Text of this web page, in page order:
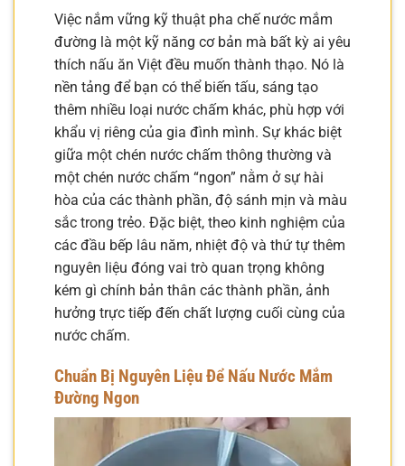
Việc nắm vững kỹ thuật pha chế nước mắm
đường là một kỹ năng cơ bản mà bất kỳ ai yêu
thích nấu ăn Việt đều muốn thành thạo. Nó là
nền tảng để bạn có thể biến tấu, sáng tạo
thêm nhiều loại nước chấm khác, phù hợp với
khẩu vị riêng của gia đình mình. Sự khác biệt
giữa một chén nước chấm thông thường và
một chén nước chấm “ngon” nằm ở sự hài
hòa của các thành phần, độ sánh mịn và màu
sắc trong trẻo. Đặc biệt, theo kinh nghiệm của
các đầu bếp lâu năm, nhiệt độ và thứ tự thêm
nguyên liệu đóng vai trò quan trọng không
kém gì chính bản thân các thành phần, ảnh
hưởng trực tiếp đến chất lượng cuối cùng của
nước chấm.
Chuẩn Bị Nguyên Liệu Để Nấu Nước Mắm
Đường Ngon